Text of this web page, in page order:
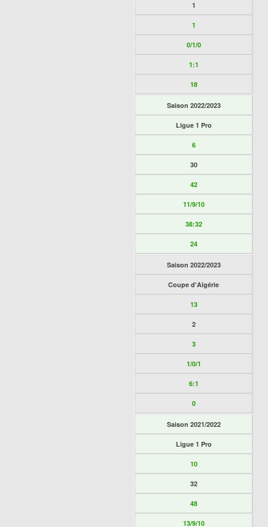
1
1
0/1/0
1:1
18
Saison 2022/2023
Ligue 1 Pro
6
30
42
11/9/10
38:32
24
Saison 2022/2023
Coupe d'Algérie
13
2
3
1/0/1
6:1
0
Saison 2021/2022
Ligue 1 Pro
10
32
48
13/9/10